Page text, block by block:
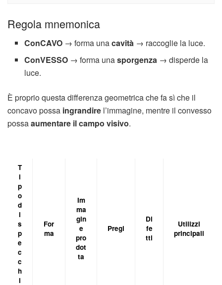
Regola mnemonica
ConCAVO → forma unacavità → raccoglie la luce.
ConVESSO → forma unasporgenza → disperde la
luce.
È proprio questa differenza geometrica che fa sì che il
concavo possa ingrandire l’immagine, mentre il convesso
possaaumentare il campo visivo.
T
i
p
o
d
i
s
p
e
c
c
h
i
For
ma
Im
ma
gin
e
pro
dot
ta
Pregi
Di
fe
tti
Utilizzi
principali